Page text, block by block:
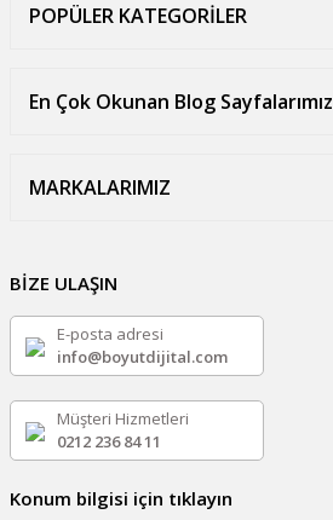
POPÜLER KATEGORİLER
En Çok Okunan Blog Sayfalarımız
MARKALARIMIZ
BİZE ULAŞIN
E-posta adresi
info@boyutdijital.com
Müşteri Hizmetleri
0212 236 84 11
Konum bilgisi için tıklayın